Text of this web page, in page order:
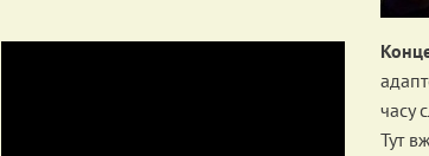
часу
Тут